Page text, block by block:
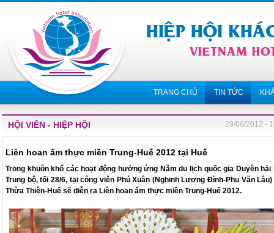
TRANG CHỦ TIN TỨC
HỘI VIÊN - HIỆP HỘI 29/06/2012 -
Liên hoan ẩm thực miền Trung-Huế 2012 tại Huế
Trong khuôn khổ các hoạt động hưởng ứng Năm du lịch quốc gia Duyên hải
Trung bộ, tối 28/6, tại công viên Phú Xuân (Nghinh Lương Đình-Phu Văn
Thừa Thiên-Huế sẽ diễn ra Liên hoan ẩm thực miền Trung-Huế 2012.